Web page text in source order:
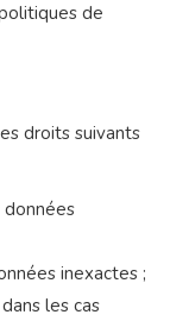
de
droits suivants
données
inexactes ;
les cas